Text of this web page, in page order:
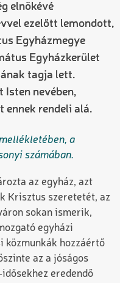
elnökévé
ezelőtt lemondott,
Egyházmegye
Egyházkerület
tagja lett.
Isten nevében,
ennek rendeli alá.
a
számában.
az egyház, azt
Krisztus szeretetét, az
sokan ismerik,
egyházi
közmunkák hozzáértő
az a jóságos
eredendő